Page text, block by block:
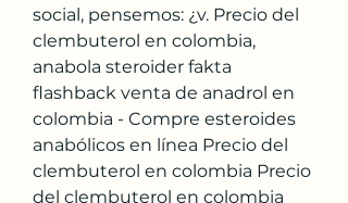
social, pensemos: ¿v. Precio del
clembuterol en colombia,
anabola steroider fakta
flashback venta de anadrol en
colombia - Compre esteroides
anabólicos en línea Precio del
clembuterol en colombia Precio
del clembuterol en colombia